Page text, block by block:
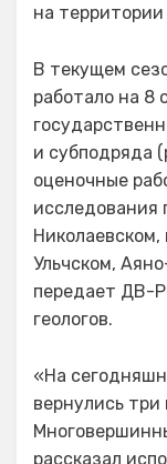
на территории
В текущем
работало на 8
и субподряда
оценочные
исследования
Ульчском,
передает ДВ-
геологов.
«На
вернулись
рассказал